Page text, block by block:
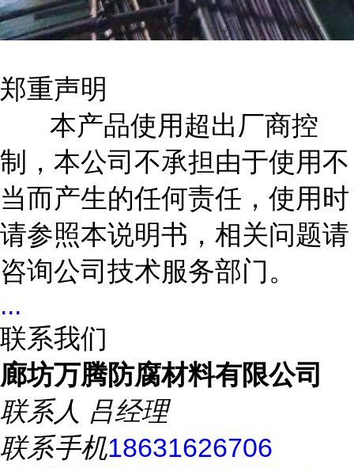
郑重声明
本产品使用超出厂商控
制，本公司不承担由于使用不
当而产生的任何责任，使用时
请参照本说明书，相关问题请
咨询公司技术服务部门。
...
联系我们
廊坊万腾防腐材料有限公司
联系人 吕经理
联系手机18631626706